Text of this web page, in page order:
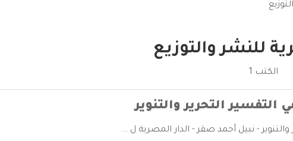
للنشر والتوزيع
الكتب 1
التحرير والتنوير
- نبيل أحمد صقر - الدار المصرية ل ...